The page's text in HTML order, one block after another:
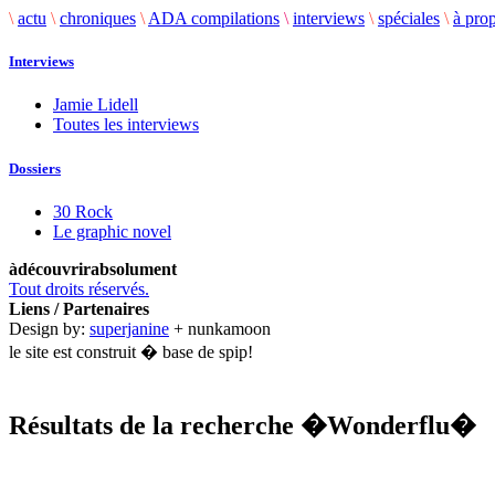
\ actu \ chroniques \ ADA compilations \ interviews \ spéciales \ à
Interviews
Jamie Lidell
Toutes les interviews
Dossiers
30 Rock
Le graphic novel
àdécouvrirabsolument
Tout droits réservés.
Liens / Partenaires
Design by: superjanine + nunkamoon
le site est construit � base de spip!
Résultats de la recherche �Wonderflu�